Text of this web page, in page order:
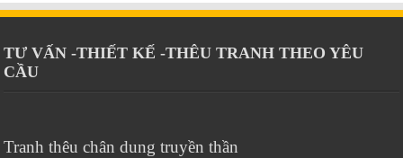
TƯ VẤN -THIẾT KẾ -THÊU TRANH THEO YÊU
CẦU
Tranh thêu chân dung truyền thần